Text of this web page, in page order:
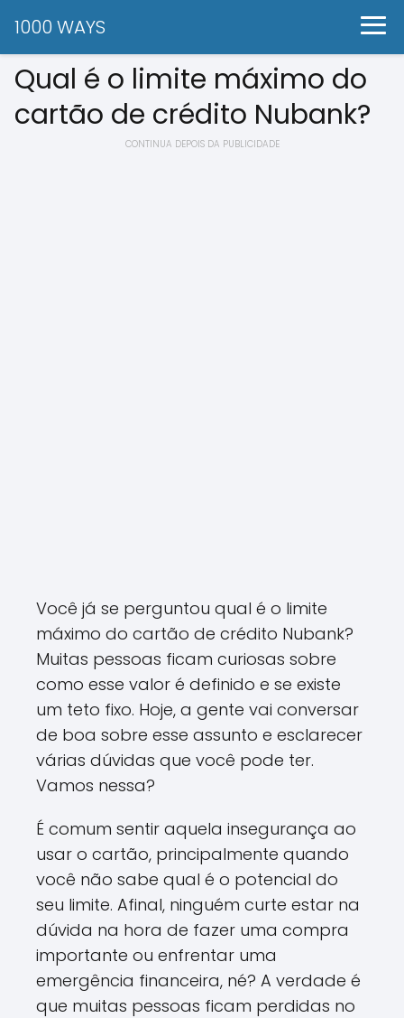
1000 WAYS
Qual é o limite máximo do
cartão de crédito Nubank?
CONTINUA DEPOIS DA PUBLICIDADE
Você já se perguntou qual é o limite
máximo do cartão de crédito Nubank?
Muitas pessoas ficam curiosas sobre
como esse valor é definido e se existe
um teto fixo. Hoje, a gente vai conversar
de boa sobre esse assunto e esclarecer
várias dúvidas que você pode ter.
Vamos nessa?
É comum sentir aquela insegurança ao
usar o cartão, principalmente quando
você não sabe qual é o potencial do
seu limite. Afinal, ninguém curte estar na
dúvida na hora de fazer uma compra
importante ou enfrentar uma
emergência financeira, né? A verdade é
que muitas pessoas ficam perdidas no